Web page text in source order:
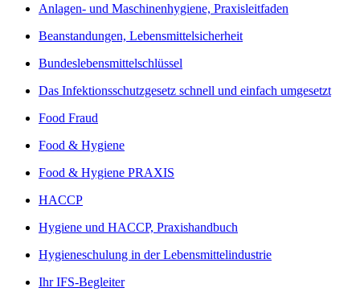
Anlagen- und Maschinenhygiene, Praxisleitfaden
Beanstandungen, Lebensmittelsicherheit
Bundeslebensmittelschlüssel
Das Infektionsschutzgesetz schnell und einfach umgesetzt
Food Fraud
Food & Hygiene
Food & Hygiene PRAXIS
HACCP
Hygiene und HACCP, Praxishandbuch
Hygieneschulung in der Lebensmittelindustrie
Ihr IFS-Begleiter